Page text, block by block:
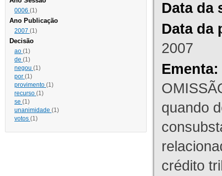
0006 (1)
Ano Publicação
2007 (1)
Decisão
ao (1)
de (1)
negou (1)
por (1)
provimento (1)
recurso (1)
se (1)
unanimidade (1)
votos (1)
Data da
Data da
2007
Ementa:
quando
crédito